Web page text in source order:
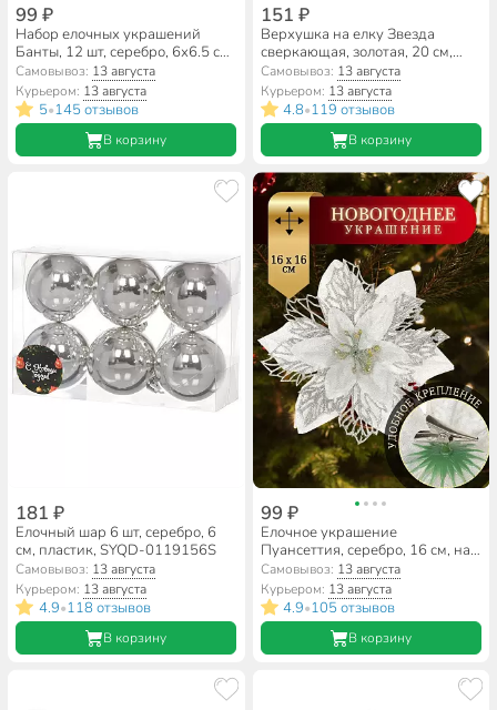
99 ₽
Набор елочных украшений
Банты, 12 шт, серебро, 6х6.5 см,
текстиль, SYHDJ-3419122A
Самовывоз: 13 августа
Курьером: 13 августа
5•145 отзывов
В корзину
151 ₽
Верхушка на елку Звезда
сверкающая, золотая, 20 см,
пластик, SYCD18-003G
Самовывоз: 13 августа
Курьером: 13 августа
4.8•119 отзывов
В корзину
181 ₽
Елочный шар 6 шт, серебро, 6
см, пластик, SYQD-0119156S
Самовывоз: 13 августа
Курьером: 13 августа
4.9•118 отзывов
В корзину
99 ₽
Елочное украшение
Пуансеттия, серебро, 16 см, на
прищепке, Y4-3002
Самовывоз: 13 августа
Курьером: 13 августа
4.9•105 отзывов
В корзину